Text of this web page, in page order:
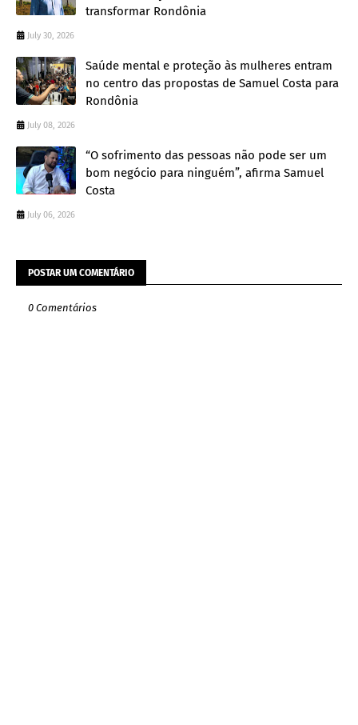
transformar Rondônia
July 30, 2026
Saúde mental e proteção às mulheres entram
no centro das propostas de Samuel Costa para
Rondônia
July 08, 2026
“O sofrimento das pessoas não pode ser um
bom negócio para ninguém”, afirma Samuel
Costa
July 06, 2026
POSTAR UM COMENTÁRIO
0 Comentários